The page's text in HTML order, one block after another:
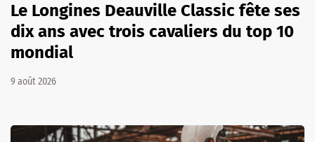
Le Longines Deauville Classic fête ses
dix ans avec trois cavaliers du top 10
mondial
9 août 2026